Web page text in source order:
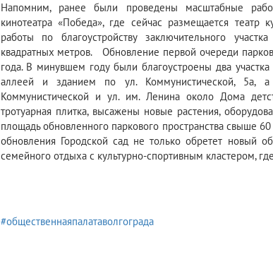
Напомним, ранее были проведены масштабные
кинотеатра «Победа», где сейчас размещается
работы по благоустройству заключительного
квадратных метров. Обновление первой очереди
года. В минувшем году были благоустроены два
аллеей и зданием по ул. Коммунистической, 5а,
Коммунистической и ул. им. Ленина около Дома
тротуарная плитка, высажены новые растения,
площадь обновленного паркового пространства свыше
обновления Городской сад не только обретет новый
семейного отдыха с культурно-спортивным кластером,
#общественнаяпалатаволгограда